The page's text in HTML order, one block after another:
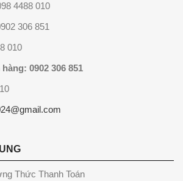
4488 010
306 851
010
0902 306 851
Thức Thanh Toán